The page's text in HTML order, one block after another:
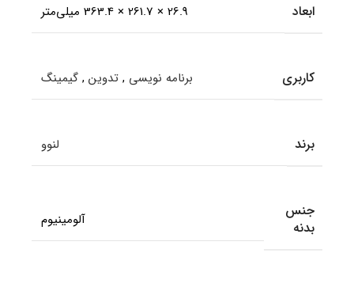
ابعاد 26.9 × 261.7 × 363.4 میلی‌متر
کاربری برنامه نویسی , تدوین , گیمینگ
برند لنوو
جنس
بدنه
آلومینیوم